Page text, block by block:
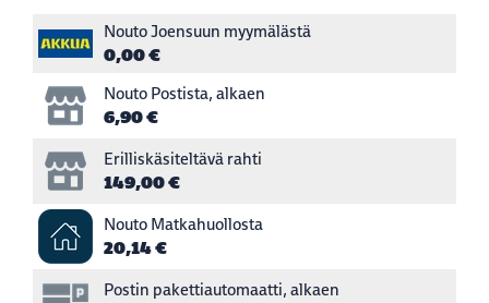
Nouto Joensuun myymälästä
0,00 €
Nouto Postista, alkaen
6,90 €
Erilliskäsiteltävä rahti
149,00 €
Nouto Matkahuollosta
20,14 €
Postin pakettiautomaatti, alkaen